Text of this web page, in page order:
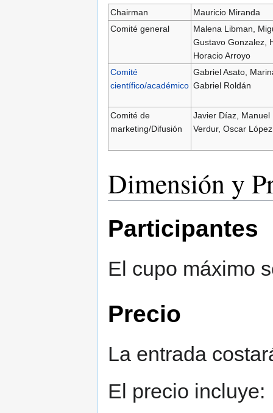
Chairman
Mauricio Miranda
Comité general
Malena Libman,
Gustavo Gonzalez,
Horacio Arroyo
Comité
científico/académico
Gabriel Asato,
Gabriel Roldán
Comité de
marketing/Difusión
Javier Díaz,
Verdur, Oscar López
Dimensión y
Participantes
El cupo máximo
Precio
La entrada
El precio incluye: